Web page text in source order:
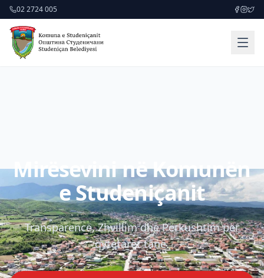
02 2724 005
Mirësevini në Komunën
e Studeniçanit
Transparencë, Zhvillim dhe Përkushtim për
qytetarët tanë.